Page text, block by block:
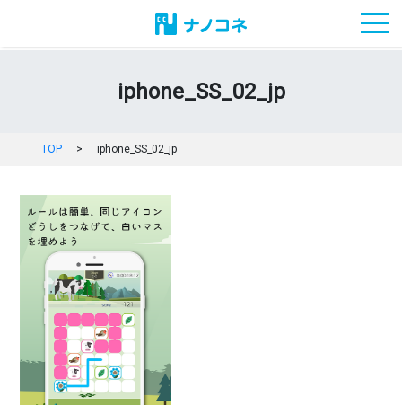
iphone_SS_02_jp
TOP > iphone_SS_02_jp